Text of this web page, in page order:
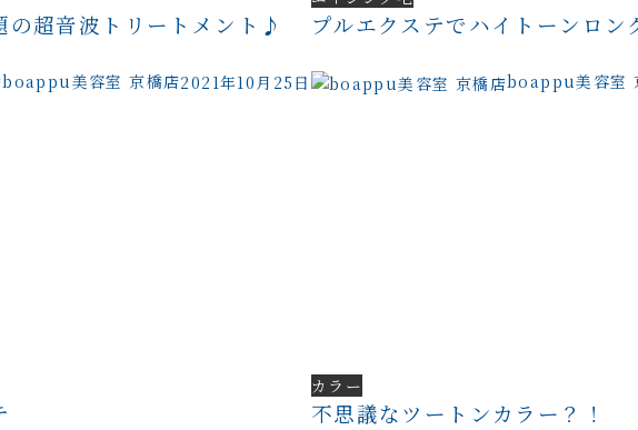
の超音波トリートメント♪
2021年10月25日
boappu美容室 京橋店
プルエクステでハイトーンロン
boappu美容室
カラー
不思議なツートンカラー？！